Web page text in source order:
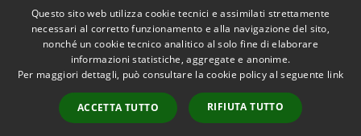
RSS
Accessibilità
Copyright © 2026 • Comune di
Todi • Powered by
Municipium•
Accesso
redazione
Questo sito web utilizza cookie tecnici e assimilati strettamente
necessari al corretto funzionamento e alla navigazione del sito,
nonché un cookie tecnico analitico al solo fine di elaborare
informazioni statistiche, aggregate e anonime.
Per maggiori dettagli, può consultare la cookie policy al seguente link
ACCETTA TUTTO RIFIUTA TUTTO